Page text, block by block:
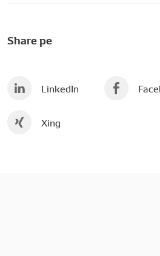
Share pe
LinkedIn
Xing